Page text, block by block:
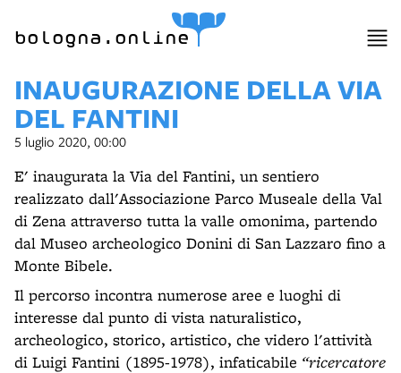
bologna.online
INAUGURAZIONE DELLA VIA
DEL FANTINI
5 luglio 2020, 00:00
E' inaugurata la Via del Fantini, un sentiero
realizzato dall'Associazione Parco Museale della Val
di Zena attraverso tutta la valle omonima, partendo
dal Museo archeologico Donini di San Lazzaro fino a
Monte Bibele.
Il percorso incontra numerose aree e luoghi di
interesse dal punto di vista naturalistico,
archeologico, storico, artistico, che videro l'attività
di Luigi Fantini (1895-1978), infaticabile “ricercatore